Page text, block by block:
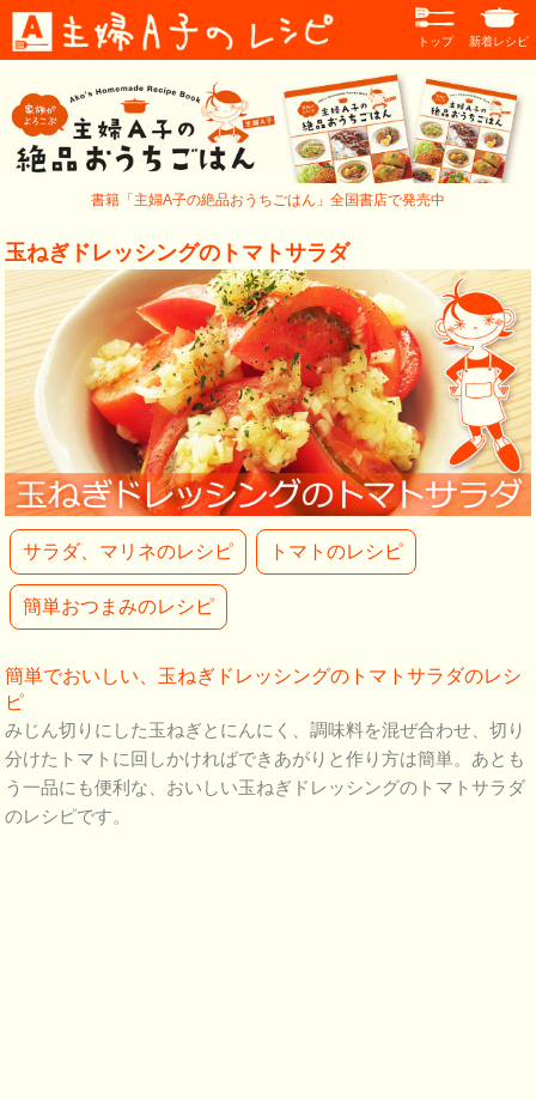
新着レシピ
トップ
書籍「主婦A子の絶品おうちごはん」全国書店で発売中
玉ねぎドレッシングのトマトサラダ
サラダ、マリネのレシピ トマトのレシピ
簡単おつまみのレシピ
簡単でおいしい、玉ねぎドレッシングのトマトサラダのレシ
ピ
みじん切りにした玉ねぎとにんにく、調味料を混ぜ合わせ、切り
分けたトマトに回しかければできあがりと作り方は簡単。あとも
う一品にも便利な、おいしい玉ねぎドレッシングのトマトサラダ
のレシピです。